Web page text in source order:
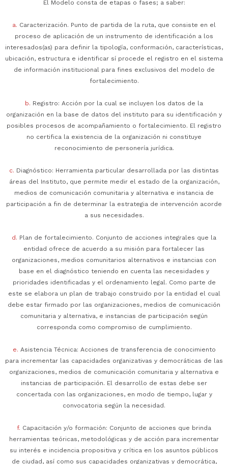
El Modelo consta de etapas o fases; a saber:
a. Caracterización. Punto de partida de la ruta, que consiste en el
proceso de aplicación de un instrumento de identificación a los
interesados(as) para definir la tipología, conformación, características,
ubicación, estructura e identificar sí procede el registro en el sistema
de información institucional para fines exclusivos del modelo de
fortalecimiento.
b. Registro: Acción por la cual se incluyen los datos de la
organización en la base de datos del instituto para su identificación y
posibles procesos de acompañamiento o fortalecimiento. El registro
no certifica la existencia de la organización ni constituye
reconocimiento de personería jurídica.
c. Diagnóstico: Herramienta particular desarrollada por las distintas
áreas del Instituto, que permite medir el estado de la organización,
medios de comunicación comunitaria y alternativa e instancia de
participación a fin de determinar la estrategia de intervención acorde
a sus necesidades.
d. Plan de fortalecimiento. Conjunto de acciones integrales que la
entidad ofrece de acuerdo a su misión para fortalecer las
organizaciones, medios comunitarios alternativos e instancias con
base en el diagnóstico teniendo en cuenta las necesidades y
prioridades identificadas y el ordenamiento legal. Como parte de
este se elabora un plan de trabajo construido por la entidad el cual
debe estar firmado por las organizaciones, medios de comunicación
comunitaria y alternativa, e instancias de participación según
corresponda como compromiso de cumplimiento.
e. Asistencia Técnica: Acciones de transferencia de conocimiento
para incrementar las capacidades organizativas y democráticas de las
organizaciones, medios de comunicación comunitaria y alternativa e
instancias de participación. El desarrollo de estas debe ser
concertada con las organizaciones, en modo de tiempo, lugar y
convocatoria según la necesidad.
f. Capacitación y/o formación: Conjunto de acciones que brinda
herramientas teóricas, metodológicas y de acción para incrementar
su interés e incidencia propositiva y crítica en los asuntos públicos
de ciudad, así como sus capacidades organizativas y democrática,